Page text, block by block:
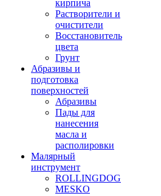
кирпича
Растворители и
очистители
Восстановитель
цвета
Грунт
Абразивы и
подготовка
поверхностей
Абразивы
Пады для
нанесения
масла и
располировки
Малярный
инструмент
ROLLINGDOG
MESKO